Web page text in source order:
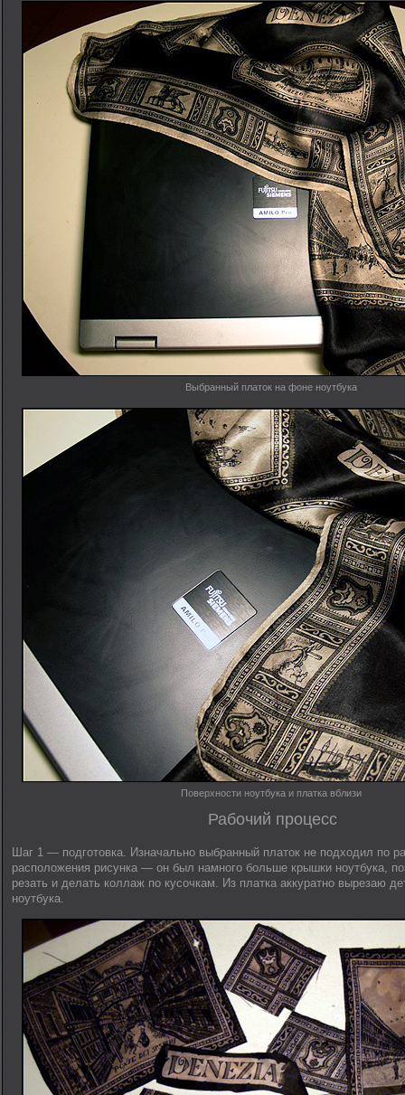
Выбранный платок на фоне ноутбука
Поверхности ноутбука и платка вблизи
Рабочий процесс
Шаг 1 — подготовка. Изначально выбранный платок не подходил по
расположения рисунка — он был намного больше крышки ноутбука,
резать и делать коллаж по кусочкам. Из платка аккуратно вырезаю
ноутбука.